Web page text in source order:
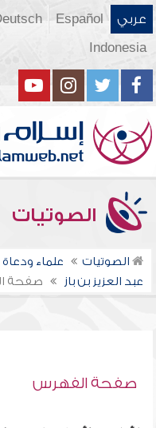
عربي Español
Indonesia
الصوتيات
الصوتيات علماء ودعاة
عبد العزيز بن باز
صفحة
صفحة الفهرس